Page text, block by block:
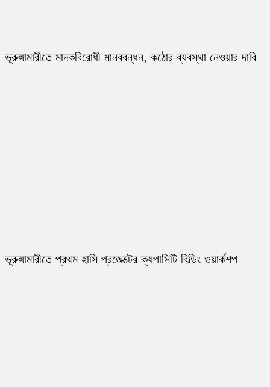
ভূরুঙ্গামারীতে মাদকবিরোধী মানববন্ধন, কঠোর ব্যবস্থা নেওয়ার দাবি
ভূরুঙ্গামারীতে প্রথম হাসি প্রজেক্টের ক্যপাসিটি বিল্ডিং ওয়ার্কশপ